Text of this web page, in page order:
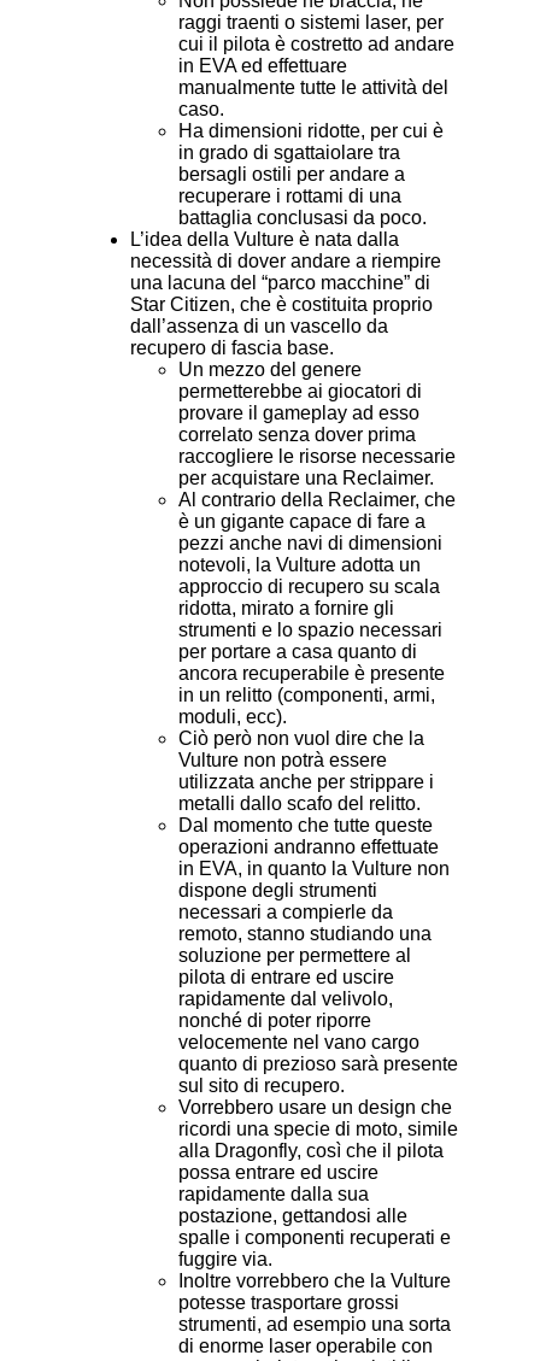
raggi traenti o sistemi laser, per
cui il pilota è costretto ad andare
in EVA ed effettuare
manualmente tutte le attività del
caso.
Ha dimensioni ridotte, per cui è
in grado di sgattaiolare tra
bersagli ostili per andare a
recuperare i rottami di una
battaglia conclusasi da poco.
L’idea della Vulture è nata dalla
necessità di dover andare a riempire
una lacuna del “parco macchine” di
Star Citizen, che è costituita proprio
dall’assenza di un vascello da
recupero di fascia base.
Un mezzo del genere
permetterebbe ai giocatori di
provare il gameplay ad esso
correlato senza dover prima
raccogliere le risorse necessarie
per acquistare una Reclaimer.
Al contrario della Reclaimer, che
è un gigante capace di fare a
pezzi anche navi di dimensioni
notevoli, la Vulture adotta un
approccio di recupero su scala
ridotta, mirato a fornire gli
strumenti e lo spazio necessari
per portare a casa quanto di
ancora recuperabile è presente
in un relitto (componenti, armi,
moduli, ecc).
Ciò però non vuol dire che la
Vulture non potrà essere
utilizzata anche per strippare i
metalli dallo scafo del relitto.
Dal momento che tutte queste
operazioni andranno effettuate
in EVA, in quanto la Vulture non
dispone degli strumenti
necessari a compierle da
remoto, stanno studiando una
soluzione per permettere al
pilota di entrare ed uscire
rapidamente dal velivolo,
nonché di poter riporre
velocemente nel vano cargo
quanto di prezioso sarà presente
sul sito di recupero.
Vorrebbero usare un design che
ricordi una specie di moto, simile
alla Dragonfly, così che il pilota
possa entrare ed uscire
rapidamente dalla sua
postazione, gettandosi alle
spalle i componenti recuperati e
fuggire via.
Inoltre vorrebbero che la Vulture
potesse trasportare grossi
strumenti, ad esempio una sorta
di enorme laser operabile con